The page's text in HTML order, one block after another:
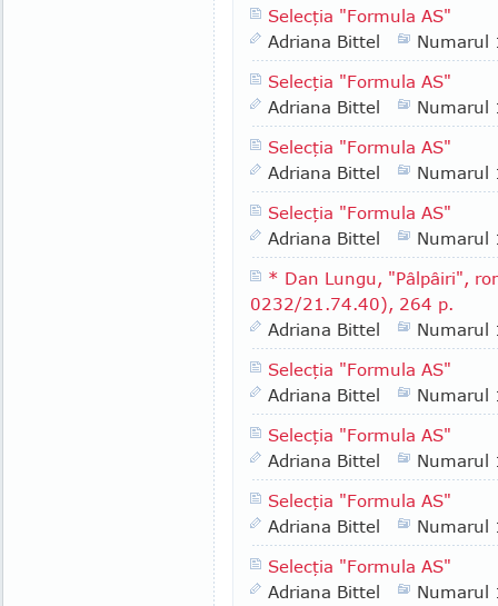
Selecţia "Formula AS"
Adriana Bittel
Numarul
Selecţia "Formula AS"
Adriana Bittel
Numarul
Selecţia "Formula AS"
Adriana Bittel
Numarul
Selecţia "Formula AS"
Adriana Bittel
Numarul
* Dan Lungu, "Pâlpâiri",
0232/21.74.40), 264 p.
Adriana Bittel
Numarul
Selecţia "Formula AS"
Adriana Bittel
Numarul
Selecţia "Formula AS"
Adriana Bittel
Numarul
Selecţia "Formula AS"
Adriana Bittel
Numarul
Selecţia "Formula AS"
Adriana Bittel
Numarul